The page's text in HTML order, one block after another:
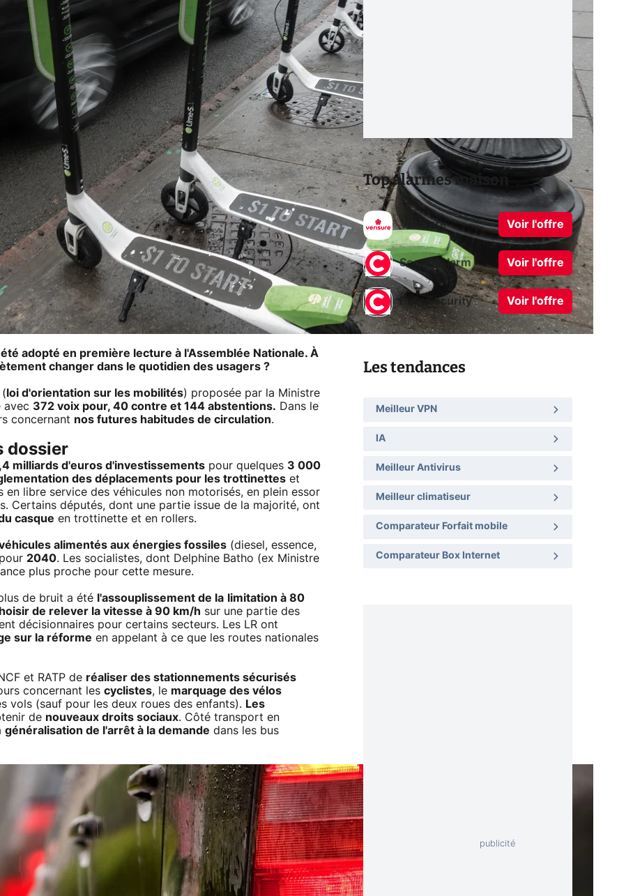
adopté en première lecture à l'Assemblée Nationale. À
changer dans le quotidien des usagers ?
( loi d'orientation sur les mobilités) proposée par la Ministre
avec 372 voix pour, 40 contre et 144 abstentions. Dans le
concernant nos futures habitudes de circulation.
dossier
milliards d'euros d'investissements pour quelques 3 000
des déplacements pour les trottinettes et
en libre service des véhicules non motorisés, en plein essor
Certains députés, dont une partie issue de la majorité, ont
casque en trottinette et en rollers.
alimentés aux énergies fossiles (diesel, essence,
2040. Les socialistes, dont Delphine Batho (ex Ministre
plus proche pour cette mesure.
de bruit a été l'assouplissement de la
limitation à 80
de relever la vitesse à 90 km/h sur une partie des
décisionnaires pour certains secteurs. Les LR ont
sur la réforme en appelant à ce que les routes nationales
et RATP de réaliser des stationnements sécurisés
concernant les cyclistes, le marquage des vélos
vols (sauf pour les deux roues des enfants). Les
de nouveaux droits sociaux. Côté transport en
généralisation de l'arrêt à la demande dans les bus
Top alarmes maison
Verisure Voir l'offre
Sector Alarm Voir l'offre
Eufy Security Voir l'offre
Les tendances
Meilleur VPN
IA
Meilleur Antivirus
Meilleur climatiseur
Comparateur Forfait mobile
Comparateur Box Internet